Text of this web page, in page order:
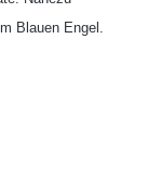
Blauen Engel.